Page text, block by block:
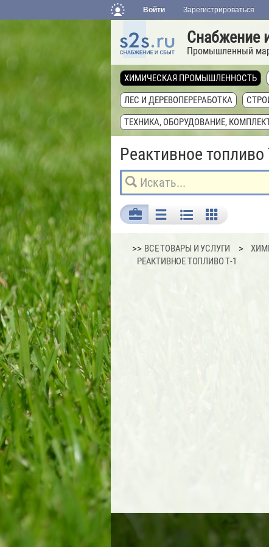
Войти Зарегистрироваться
Снабжение
Промышленный
ХИМИЧЕСКАЯ ПРОМЫШЛЕННОСТЬ
ЛЕС И ДЕРЕВОПЕРЕРАБОТКА
ТЕХНИКА, ОБОРУДОВАНИЕ,
Реактивное топливо
>>ВСЕ ТОВАРЫ И УСЛУГИ
РЕАКТИВНОЕ ТОПЛИВО Т-1